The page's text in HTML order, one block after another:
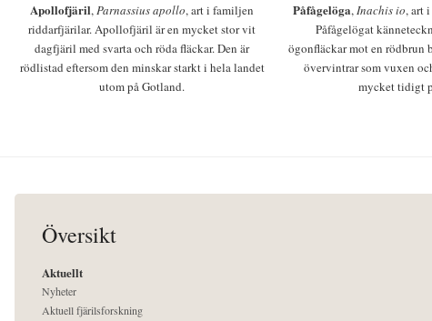
Apollofjäril,Parnassius apollo, art i familjen
riddarfjärilar. Apollofjäril är en mycket stor vit
dagfjäril med svarta och röda fläckar. Den är
rödlistad eftersom den minskar starkt i hela landet
utom på Gotland.
Påfågelöga,Inachis io, art
Påfågelögat
ögonfläckar mot en rödbrun
övervintrar som vuxen
mycket tidigt
Översikt
Aktuellt
Nyheter
Aktuell fjärilsforskning